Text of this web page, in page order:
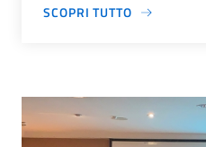
SCOPRI TUTTO